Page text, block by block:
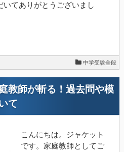
てありがとうございまし
中学受験全般
教師が斬る！過去問や模
て
こんにちは。ジャケット
です。家庭教師としてご